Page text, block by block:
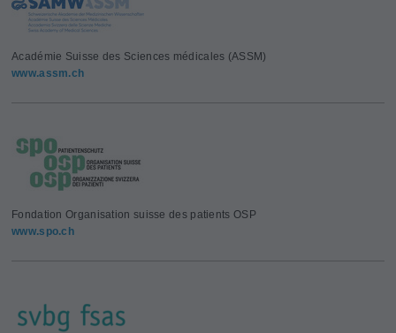
Académie Suisse des Sciences médicales (ASSM)
www.assm.ch
Fondation Organisation suisse des patients OSP
www.spo.ch